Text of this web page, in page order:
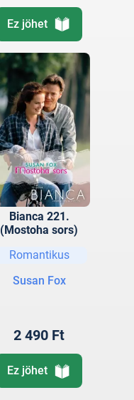
Ez jöhet
Bianca 221.
(Mostoha sors)
Romantikus
Susan Fox
2 490 Ft
Ez jöhet